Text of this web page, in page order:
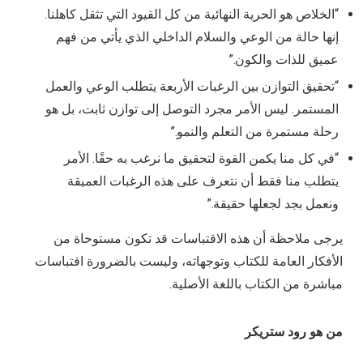
“الخلاص هو الحرية النهائية من كل القيود التي تثقل كاهلنا.
إنها حالة من الوعي والسلام الداخلي الذي يأتي من فهم
عميق للذات والكون.”
“تحقيق التوازن بين الرغبات الأربعة يتطلب الوعي والعمل
المستمر. ليس الأمر مجرد التوصل إلى توازن ثابت، بل هو
رحلة مستمرة من التعلم والنمو.”
“في كل منا يكمن القوة لتحقيق ما نرغب به حقًا. الأمر
يتطلب منا فقط أن نتعرف على هذه الرغبات العميقة
ونعمل بجد لجعلها حقيقة.”
يرجى ملاحظة أن هذه الاقتباسات قد تكون مستوحاة من
الأفكار العامة للكتاب وتوجهاته، وليست بالضرورة اقتباسات
مباشرة من الكتاب باللغة الأصلية.
من هو رود ستريكر